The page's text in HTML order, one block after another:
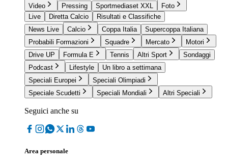
Video Pressing Sportmediaset XXL
Foto
Live
Diretta Calcio
Risultati e Classifiche
News Live
Calcio Coppa Italia
Supercoppa Italiana
Probabili Formazioni
Squadre Mercato
Motori
Drive UP
Formula E Tennis Altri Sport
Sondaggi
Podcast
Lifestyle
Un libro a settimana
Speciali Europei
Speciali Olimpiadi
Speciale Scudetti
Speciali Mondiali Altri Speciali
Seguici anche su
Area personale